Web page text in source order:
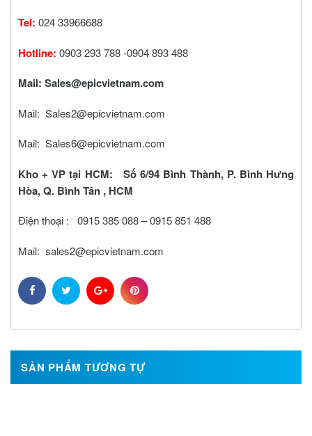
Tel: 024 33966688
Hotline: 0903 293 788 -0904 893 488
Mail: Sales@epicvietnam.com
Mail: Sales2@epicvietnam.com
Mail: Sales6@epicvietnam.com
Kho + VP tại HCM: Số 6/94 Bình Thành, P. Bình Hưng
Hòa, Q. Bình Tân , HCM
Điện thoại : 0915 385 088 – 0915 851 488
Mail: sales2@epicvietnam.com
SẢN PHẨM TƯƠNG TỰ